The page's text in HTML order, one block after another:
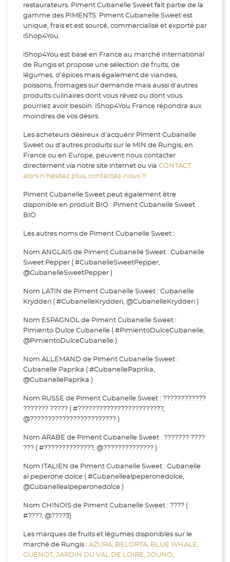
restaurateurs. Piment Cubanelle Sweet fait partie de la
gamme des PIMENTS. Piment Cubanelle Sweet est
unique, frais et est sourcé, commercialisé et exporté par
iShop4You.
iShop4You est basé en France au marché international
de Rungis et propose une sélection de fruits, de
légumes, d’épices mais également de viandes,
poissons, fromages sur demande mais aussi d’autres
produits culinaires dont vous rêvez ou dont vous
pourriez avoir besoin. iShop4You France répondra aux
moindres de vos désirs.
Les acheteurs désireux d'acquérir Piment Cubanelle
Sweet ou d’autres produits sur le MIN de Rungis, en
France ou en Europe, peuvent nous contacter
directement via notre site internet ou via CONTACT,
alors n’hésitez plus, contactez-nous !!!
Piment Cubanelle Sweet peut également être
disponible en produit BIO : Piment Cubanelle Sweet
BIO
Les autres noms de Piment Cubanelle Sweet :
Nom ANGLAIS de Piment Cubanelle Sweet : Cubanelle
Sweet Pepper ( #CubanelleSweetPepper,
@CubanelleSweetPepper )
Nom LATIN de Piment Cubanelle Sweet : Cubanelle
Krydderi ( #CubanelleKrydderi, @CubanelleKrydderi )
Nom ESPAGNOL de Piment Cubanelle Sweet :
Pimiento Dulce Cubanelle ( #PimientoDulceCubanelle,
@PimientoDulceCubanelle )
Nom ALLEMAND de Piment Cubanelle Sweet :
Cubanelle Paprika ( #CubanellePaprika,
@CubanellePaprika )
Nom RUSSE de Piment Cubanelle Sweet : ????????????
??????? ????? ( #????????????????????????,
@???????????????????????? )
Nom ARABE de Piment Cubanelle Sweet : ??????? ????
??? ( #??????????????, @?????????????? )
Nom ITALIEN de Piment Cubanelle Sweet : Cubanelle
al peperone dolce ( #Cubanellealpeperonedolce,
@Cubanellealpeperonedolce )
Nom CHINOIS de Piment Cubanelle Sweet : ???? (
#????, @????3)
Les marques de fruits et légumes disponibles sur le
marché de Rungis : AZURA, BELORTA, BLUE WHALE,
GUENOT, JARDIN DU VAL DE LOIRE, JOUNO,